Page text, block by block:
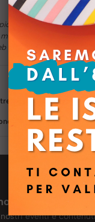
per gli argomenti
Video Live
della Business School
Meliusform
eventi e